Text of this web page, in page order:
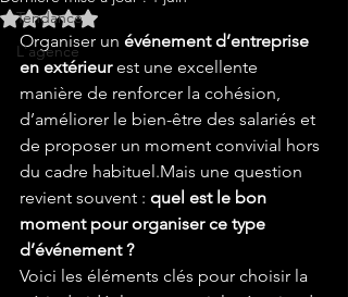
Tendance
L'agence
Noté NaN étoiles sur 5.
Organiser un événement d’entreprise
en extérieur est une excellente
manière de renforcer la cohésion,
d’améliorer le bien-être des salariés et
de proposer un moment convivial hors
du cadre habituel.Mais une question
revient souvent : quel est le bon
moment pour organiser ce type
d’événement ?
Voici les éléments clés pour choisir la